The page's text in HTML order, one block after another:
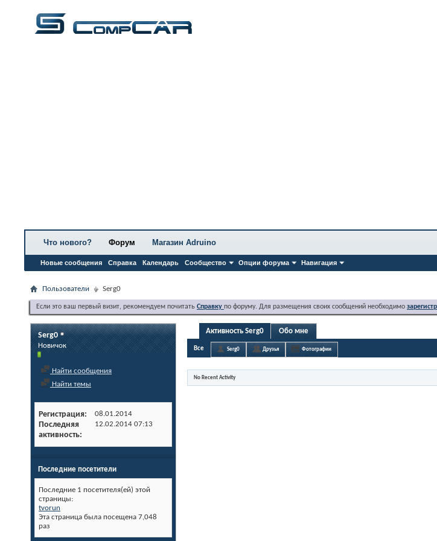
Что нового? Форум
Новые сообщения Справка Календарь Сообщество Опции форума Навигация
Магазин Adruino
Пользователи Serg0
Если это ваш первый визит, рекомендуем почитать Справку по форуму. Для размещения своих сообщений необходимо
Serg0
Новичок
Найти сообщения
Найти темы
Регистрация 08.01.2014
Последняя
активность
12.02.2014 07:13
Последние посетители
Последние 1 посетителя(ей) этой
страницы:
tvorun
Эта страница была посещена 7,048
раз
Активность Serg0 Обо мне
Все Serg0 Друзья Фотографии
No Recent Activity